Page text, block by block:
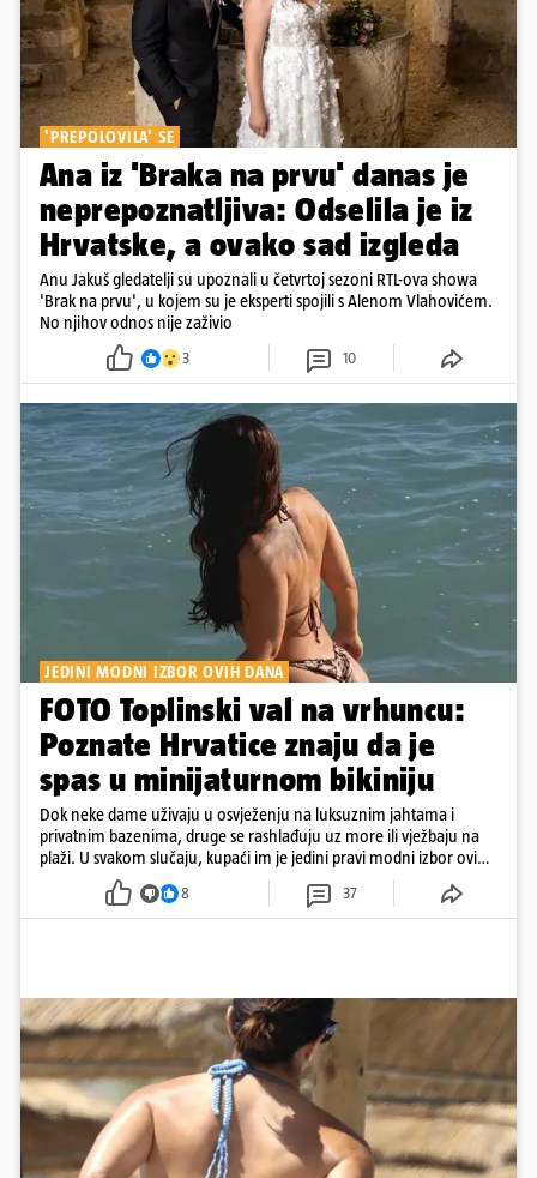
'PREPOLOVILA' SE
Ana iz 'Braka na prvu' danas je
neprepoznatljiva: Odselila je iz
Hrvatske, a ovako sad izgleda
Anu Jakuš gledatelji su upoznali u četvrtoj sezoni RTL-ova showa
'Brak na prvu', u kojem su je eksperti spojili s Alenom Vlahovićem.
No njihov odnos nije zaživio
3 10
JEDINI MODNI IZBOR OVIH DANA
FOTO Toplinski val na vrhuncu:
Poznate Hrvatice znaju da je
spas u minijaturnom bikiniju
Dok neke dame uživaju u osvježenju na luksuznim jahtama i
privatnim bazenima, druge se rashlađuju uz more ili vježbaju na
plaži. U svakom slučaju, kupaći im je jedini pravi modni izbor ovih
8 37